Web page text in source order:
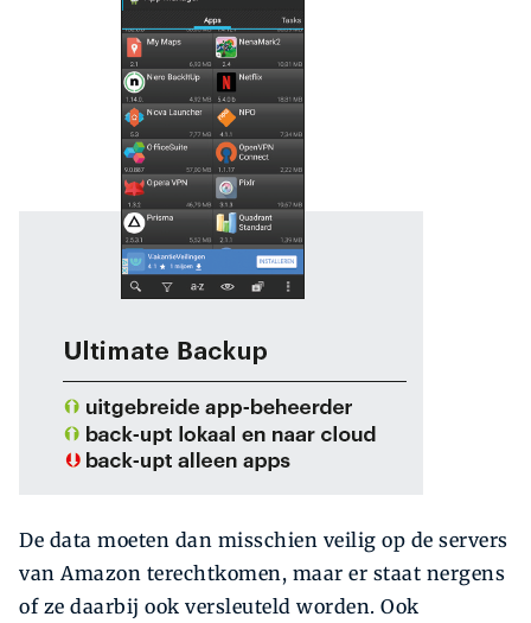
De data moeten dan misschien veilig op de servers
van Amazon terechtkomen, maar er staat nergens
of ze daarbij ook versleuteld worden. Ook